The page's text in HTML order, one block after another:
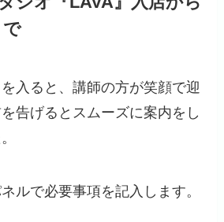
で
入ると、講師の方が笑顔で迎
告げるとスムーズに案内をし
ルで必要事項を記入します。